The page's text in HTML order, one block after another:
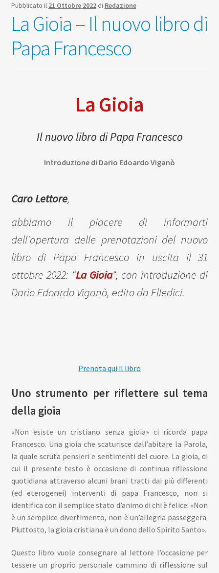
Pubblicato il 21 Ottobre 2022 di Redazione
La Gioia – Il nuovo libro di
Papa Francesco
La Gioia
Il nuovo libro di Papa Francesco
Introduzione di Dario Edoardo Viganò
Caro Lettore,
abbiamo il piacere di informarti
dell'apertura delle prenotazioni del nuovo
libro di Papa Francesco in uscita il 31
ottobre 2022: “La Gioia“, con introduzione di
Dario Edoardo Viganò, edito da Elledici.
Prenota qui il libro
Uno strumento per riflettere sul tema
della gioia
«Non esiste un cristiano senza gioia» ci ricorda papa
Francesco. Una gioia che scaturisce dall’abitare la Parola,
la quale scruta pensieri e sentimenti del cuore. La gioia, di
cui il presente testo è occasione di continua riflessione
quotidiana attraverso alcuni brani tratti dai più differenti
(ed eterogenei) interventi di papa Francesco, non si
identifica con il semplice stato d’animo di chi è felice: «Non
è un semplice divertimento, non è un’allegria passeggera.
Piuttosto, la gioia cristiana è un dono dello Spirito Santo».
Questo libro vuole consegnare al lettore l’occasione per
tessere un proprio personale cammino di riflessione sul